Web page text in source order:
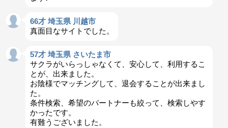
66才 埼玉県 川越市
真面目なサイトでした。
57才 埼玉県 さいたま市
サクラがいらっしゃなくて、安心して、利用するこ
とが、出来ました。
お陰様でマッチングして、退会することが出来まし
た。
条件検索、希望のパートナーも絞って、検索しやす
かったです。
有難うございました。